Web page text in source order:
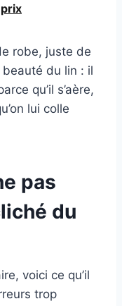
robe, juste de
beauté du lin : il
qu’il s’aère,
lui colle
pas
du
voici ce qu’il
trop